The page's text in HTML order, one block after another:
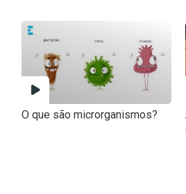
O que são microrganismos?